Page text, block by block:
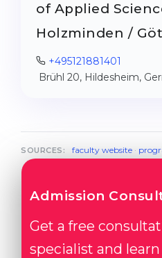
of Applied
Holzminden /
+495121881401
Brühl 20, Hildesheim,
SOURCES: faculty website·
Admission
Get a free
specialist and